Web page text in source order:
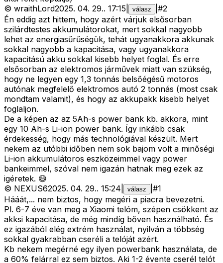
© wraithLord2025. 04. 29.. 17:15 válasz #2
Én eddig azt hittem, hogy azért várjuk elsősorban
szilárdtestes akkumulátorokat, mert sokkal nagyobb
lehet az energiasűrűségük, tehát ugyanakkora akkunak
sokkal nagyobb a kapacitása, vagy ugyanakkora
kapacitású akku sokkal kisebb helyet foglal. És erre
elsősorban az elektromos járművek miatt van szükség,
hogy ne legyen egy 1,3 tonnás belsőégésű motoros
autónak megfelelő elektromos autó 2 tonnás (most csak
mondtam valamit), és hogy az akkupakk kisebb helyet
foglaljon.
De a képen az az 5Ah-s power bank kb. akkora, mint
egy 10 Ah-s Li-ion power bank. Így inkább csak
érdekesség, hogy más technológiával készült. Mert
nekem az utóbbi időben nem sok bajom volt a minőségi
Li-ion akkumulátoros eszközeimmel vagy power
bankeimmel, szóval nem igazán hatnak meg ezek az
igéretek. 😄
© NEXUS62025. 04. 29.. 15:24 válasz #1
Hááát,... nem biztos, hogy megéri a piacra bevezetni.
Pl. 6-7 éve van meg a Xiaomi telóm, szépen csökkent az
akksi kapacitása, de még mindíg bőven használható. És
ez igazából elég extrém használat, nyilván a többség
sokkal gyakrabban cseréli a telóját azért.
Kb nekem megérné egy ilyen powerbank használata, de
a 60% felárral ez sem biztos. Aki 1-2 évente cserél telót